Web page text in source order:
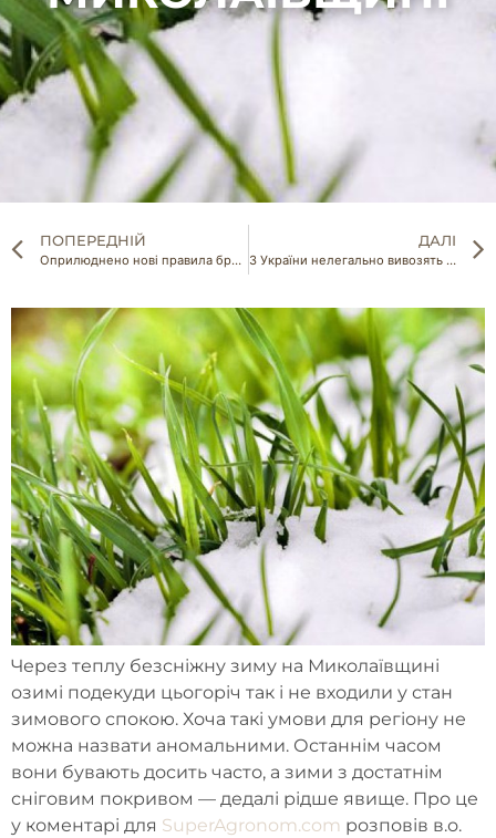
ПОПЕРЕДНІЙ
Оприлюднено нові правила бронювання аграріїв
ДАЛІ
З України нелегально вивозять зерно
Через теплу безсніжну зиму на Миколаївщині
озимі подекуди цьогоріч так і не входили у стан
зимового спокою. Хоча такі умови для регіону не
можна назвати аномальними. Останнім часом
вони бувають досить часто, а зими з достатнім
сніговим покривом — дедалі рідше явище. Про це
у коментарі для SuperAgronom.com розповів в.о.